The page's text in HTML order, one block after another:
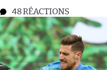
48RÉACTIONS